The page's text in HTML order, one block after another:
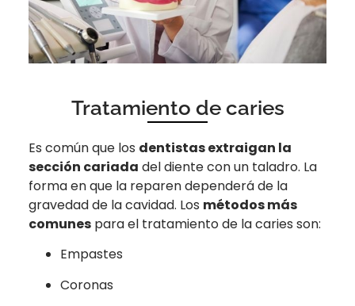
Tratamiento de caries
Es común que los dentistas extraigan la
sección cariada del diente con un taladro. La
forma en que la reparen dependerá de la
gravedad de la cavidad. Los métodos más
comunes para el tratamiento de la caries son:
Empastes
Coronas